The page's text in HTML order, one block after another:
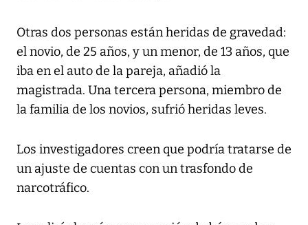
Otras dos personas están heridas de gravedad:
el novio, de 25 años, y un menor, de 13 años, que
iba en el auto de la pareja, añadió la
magistrada. Una tercera persona, miembro de
la familia de los novios, sufrió heridas leves.
Los investigadores creen que podría tratarse de
un ajuste de cuentas con un trasfondo de
narcotráfico.